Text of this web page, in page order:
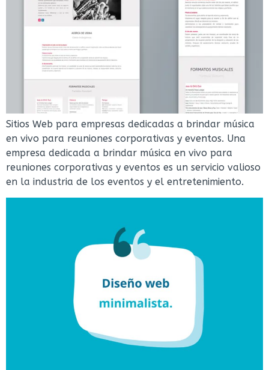
Sitios Web para empresas dedicadas a brindar música
en vivo para reuniones corporativas y eventos. Una
empresa dedicada a brindar música en vivo para
reuniones corporativas y eventos es un servicio valioso
en la industria de los eventos y el entretenimiento.